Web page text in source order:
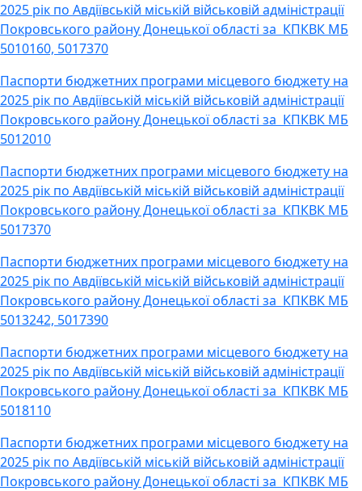
2025 рік по Авдіївській міській військовій адміністрації
Покровського району Донецької області за КПКВК МБ
5010160, 5017370
Паспорти бюджетних програми місцевого бюджету на
2025 рік по Авдіївській міській військовій адміністрації
Покровського району Донецької області за КПКВК МБ
5012010
Паспорти бюджетних програми місцевого бюджету на
2025 рік по Авдіївській міській військовій адміністрації
Покровського району Донецької області за КПКВК МБ
5017370
Паспорти бюджетних програми місцевого бюджету на
2025 рік по Авдіївській міській військовій адміністрації
Покровського району Донецької області за КПКВК МБ
5013242, 5017390
Паспорти бюджетних програми місцевого бюджету на
2025 рік по Авдіївській міській військовій адміністрації
Покровського району Донецької області за КПКВК МБ
5018110
Паспорти бюджетних програми місцевого бюджету на
2025 рік по Авдіївській міській військовій адміністрації
Покровського району Донецької області за КПКВК МБ